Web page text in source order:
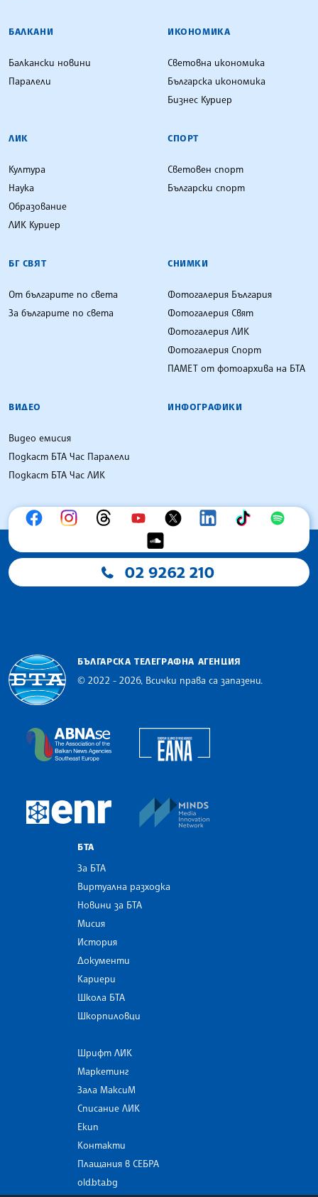
БАЛКАНИ
Балкански новини
Паралели
ИКОНОМИКА
Световна икономика
Българска икономика
Бизнес Куриер
ЛИК
Култура
Наука
Образование
ЛИК Куриер
СПОРТ
Световен спорт
Български спорт
БГ СВЯТ
От българите по света
За българите по света
СНИМКИ
Фотогалерия България
Фотогалерия Свят
Фотогалерия ЛИК
Фотогалерия Спорт
ПАМЕТ от фотоархива на БТА
ВИДЕО
Видео емисия
Подкаст БТА Час Паралели
Подкаст БТА Час ЛИК
ИНФОГРАФИКИ
02 9262 210
БЪЛГАРСКА ТЕЛЕГРАФНА АГЕНЦИЯ
© 2022 - 2026, Всички права са запазени.
The Assocoation of the Balkan News Agencies
European Newsroom
БТА
За БТА
Виртуална разходка
Новини за БТА
Мисия
История
Документи
Кариери
Школа БТА
Шкорпиловци
Шрифт ЛИК
Маркетинг
Зала МаксиМ
Списание ЛИК
Екип
Контакти
Плащания в СЕБРА
old.bta.bg